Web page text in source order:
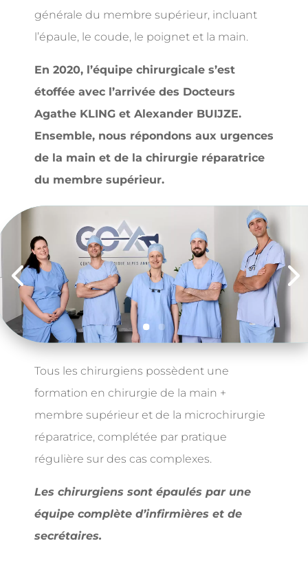
générale du membre supérieur, incluant
l’épaule, le coude, le poignet et la main.
En 2020, l’équipe chirurgicale s’est
étoffée avec l’arrivée des Docteurs
Agathe KLING et Alexander BUIJZE.
Ensemble, nous répondons aux urgences
de la main et de la chirurgie réparatrice
du membre supérieur.
Tous les chirurgiens possèdent une
formation en chirurgie de la main +
membre supérieur et de la microchirurgie
réparatrice, complétée par pratique
régulière sur des cas complexes.
Les chirurgiens sont épaulés par une
équipe complète d’infirmières et de
secrétaires.